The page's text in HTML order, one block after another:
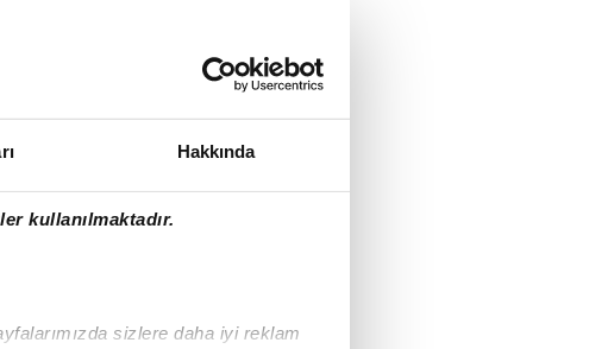
Hakkında
kullanılmaktadır.
sizlere daha iyi reklam